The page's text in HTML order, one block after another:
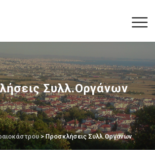
Συλλ.Οργάνων
> Προσκλήσεις Συλλ.Οργάνων